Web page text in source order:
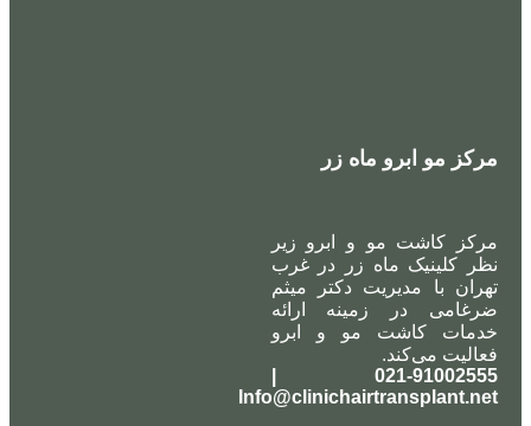
مرکز مو ابرو ماه زر
مرکز کاشت مو و ابرو زیر
نظر کلینیک ماه زر در غرب
تهران با مدیریت دکتر میثم
ضرغامی در زمینه ارائه
خدمات کاشت مو و ابرو
فعالیت می‌کند.
Info@clinichairtransplant.net